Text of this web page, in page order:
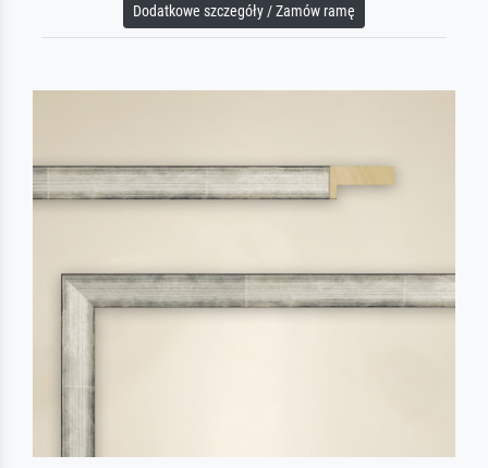
Dodatkowe szczegóły / Zamów ramę